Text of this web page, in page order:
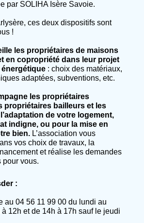
par SOLIHA Isère Savoie.
ces deux dispositifs sont
!
les propriétaires de maisons
en copropriété dans leur projet
: choix des matériaux,
adaptées, subventions, etc.
les propriétaires
propriétaires bailleurs et les
de votre logement,
indigne, ou pour la mise en
bien. L’association vous
vos choix de travaux, la
et réalise les demandes
pour vous.
:
au 04 56 11 99 00 du lundi au
12h et de 14h à 17h sauf le jeudi